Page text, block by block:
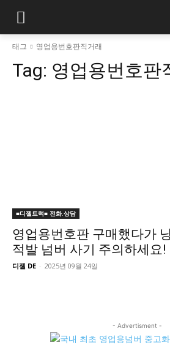
태그 영업용번호판직거래
Tag: 영업용번호판
■디젤트럭■ 전화.상담
영업용번호판 구매했다가
적발 넘버 사기 주의하세요!
디젤 DE - 2025년 09월 24일
- Advertisment -